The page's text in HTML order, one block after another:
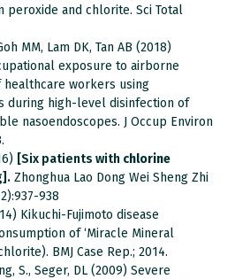
peroxide and chlorite. Sci Total
MM, Lam DK, Tan AB (2018)
exposure to airborne
workers using
during high-level disinfection of
nasoendoscopes. J Occup Environ
[Six patients with chlorine
Zhonghua Lao Dong Wei Sheng Zhi
938
Kikuchi-Fujimoto disease
of ‘Miracle Mineral
BMJ Case Rep.; 2014.
S., Seger, DL (2009) Severe